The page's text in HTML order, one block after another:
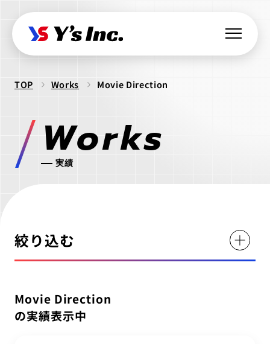
Web制作
コーポレートサイト制作
採用サイト制作
セキュリティ診断
webサイト制作
Webデザイン
UI/UX設計
Webマーケティング支援
SEO支援
データ基盤構築
Webサイト活用支援
Web開発・アプリ開発
ios Androidアプリ開発
アニメ公式サイト制作
IT派遣サービス
WEBシステムエンジニア
デザイナー
WEBMASTERS
EdtechTraining
Works
About
TOP Works Movie Direction
Works
実績
絞り込む
サービス別で絞り込む
Movie Direction
の実績表示中